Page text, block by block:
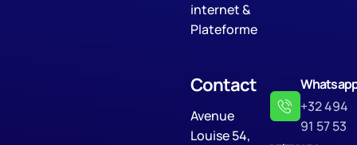
internet &
Plateforme
Contact
Avenue
Louise 54,
+32 494
91 57 53